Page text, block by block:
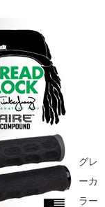
グレ
ーカ
ラー